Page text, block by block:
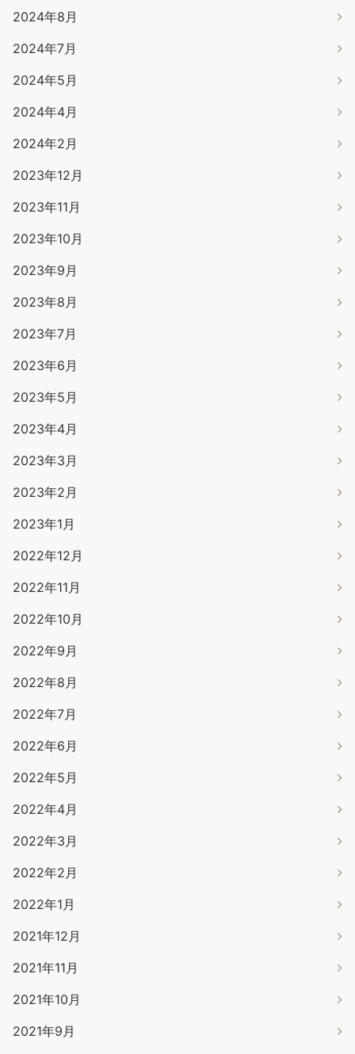
2024年8月
2024年7月
2024年5月
2024年4月
2024年2月
2023年12月
2023年11月
2023年10月
2023年9月
2023年8月
2023年7月
2023年6月
2023年5月
2023年4月
2023年3月
2023年2月
2023年1月
2022年12月
2022年11月
2022年10月
2022年9月
2022年8月
2022年7月
2022年6月
2022年5月
2022年4月
2022年3月
2022年2月
2022年1月
2021年12月
2021年11月
2021年10月
2021年9月